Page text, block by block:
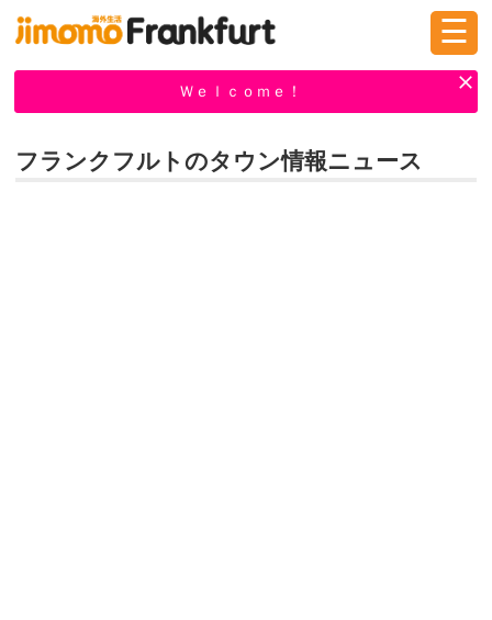
☰
Ｗｅｌｃｏｍｅ！
フランクフルトのタウン情報ニュース